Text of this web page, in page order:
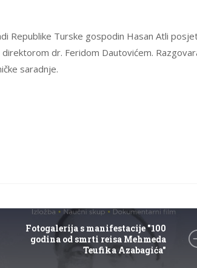
Republike Turske gospodin Hasan Atli
dr. Feridom Dautovićem.
saradnje.
Fotogalerija s manifestacije "100
godina od smrti reisa Mehmeda
Teufika Azabagića"